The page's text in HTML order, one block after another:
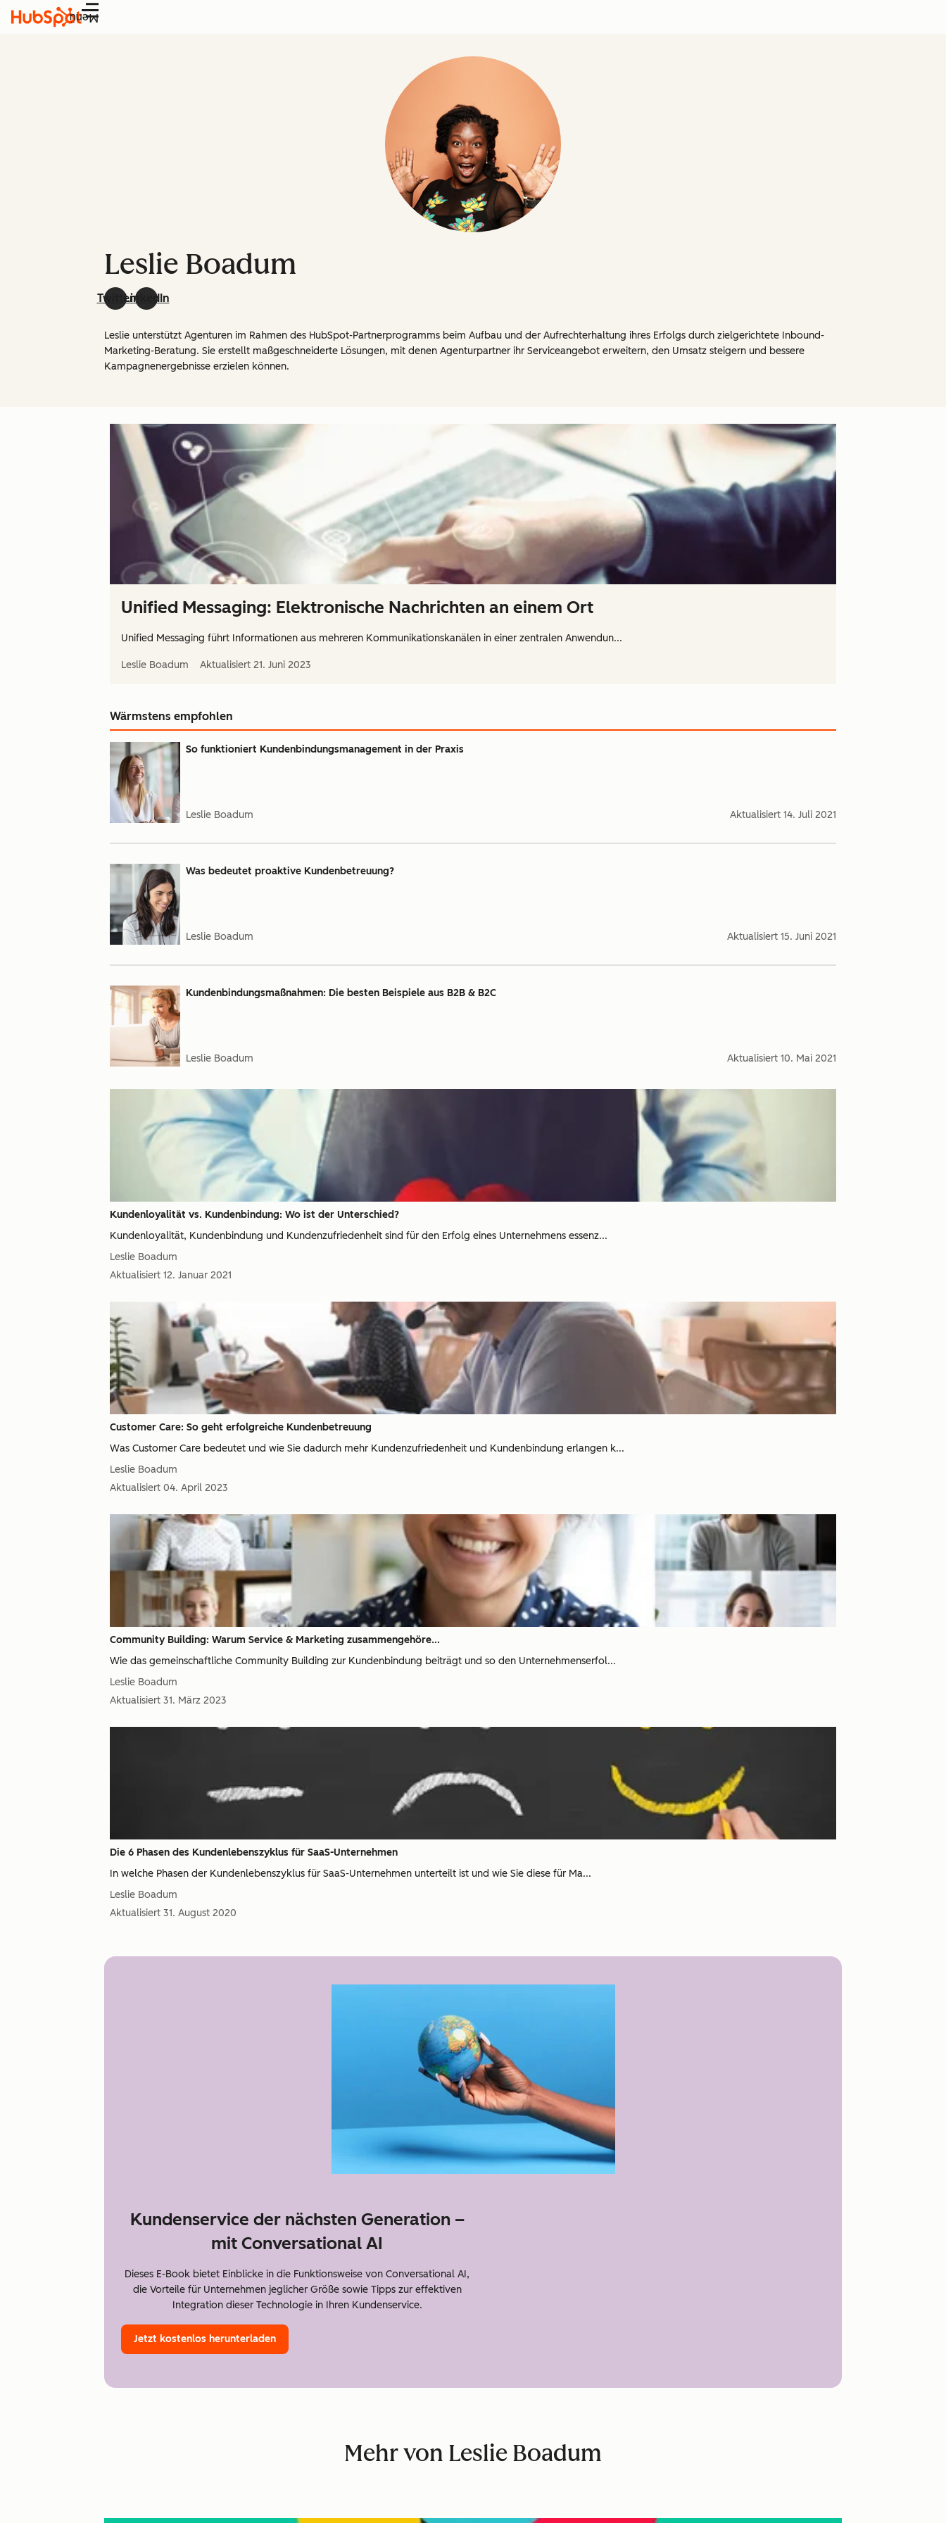
Menü
Leslie Boadum
TwitterLinkedIn
Leslie unterstützt Agenturen im Rahmen des HubSpot-Partnerprogramms beim Aufbau und der Aufrechterhaltung ihres Erfolgs durch zielgerichtete Inbound-
Marketing-Beratung. Sie erstellt maßgeschneiderte Lösungen, mit denen Agenturpartner ihr Serviceangebot erweitern, den Umsatz steigern und bessere
Kampagnenergebnisse erzielen können.
Unified Messaging: Elektronische Nachrichten an einem Ort
Unified Messaging führt Informationen aus mehreren Kommunikationskanälen in einer zentralen Anwendun...
Leslie Boadum Aktualisiert 21. Juni 2023
Wärmstens empfohlen
So funktioniert Kundenbindungsmanagement in der Praxis
Leslie Boadum Aktualisiert 14. Juli 2021
Was bedeutet proaktive Kundenbetreuung?
Leslie Boadum Aktualisiert 15. Juni 2021
Kundenbindungsmaßnahmen: Die besten Beispiele aus B2B & B2C
Leslie Boadum Aktualisiert 10. Mai 2021
Kundenloyalität vs. Kundenbindung: Wo ist der Unterschied?
Kundenloyalität, Kundenbindung und Kundenzufriedenheit sind für den Erfolg eines Unternehmens essenz...
Leslie Boadum
Aktualisiert 12. Januar 2021
Customer Care: So geht erfolgreiche Kundenbetreuung
Was Customer Care bedeutet und wie Sie dadurch mehr Kundenzufriedenheit und Kundenbindung erlangen k...
Leslie Boadum
Aktualisiert 04. April 2023
Community Building: Warum Service & Marketing zusammengehöre...
Wie das gemeinschaftliche Community Building zur Kundenbindung beiträgt und so den Unternehmenserfol...
Leslie Boadum
Aktualisiert 31. März 2023
Die 6 Phasen des Kundenlebenszyklus für SaaS-Unternehmen
In welche Phasen der Kundenlebenszyklus für SaaS-Unternehmen unterteilt ist und wie Sie diese für Ma...
Leslie Boadum
Aktualisiert 31. August 2020
Kundenservice der nächsten Generation –
mit Conversational AI
Dieses E-Book bietet Einblicke in die Funktionsweise von Conversational AI,
die Vorteile für Unternehmen jeglicher Größe sowie Tipps zur effektiven
Integration dieser Technologie in Ihren Kundenservice.
Jetzt kostenlos herunterladen
Mehr von Leslie Boadum